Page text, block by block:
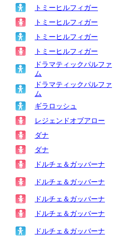
トミーヒルフィガー
トミーヒルフィガー
トミーヒルフィガー
トミーヒルフィガー
ドラマティックパルファ
ム
ドラマティックパルファ
ム
ギラロッシュ
レジェンドオブアロー
ダナ
ダナ
ドルチェ＆ガッバーナ
ドルチェ＆ガッバーナ
ドルチェ＆ガッバーナ
ドルチェ＆ガッバーナ
ドルチェ＆ガッバーナ